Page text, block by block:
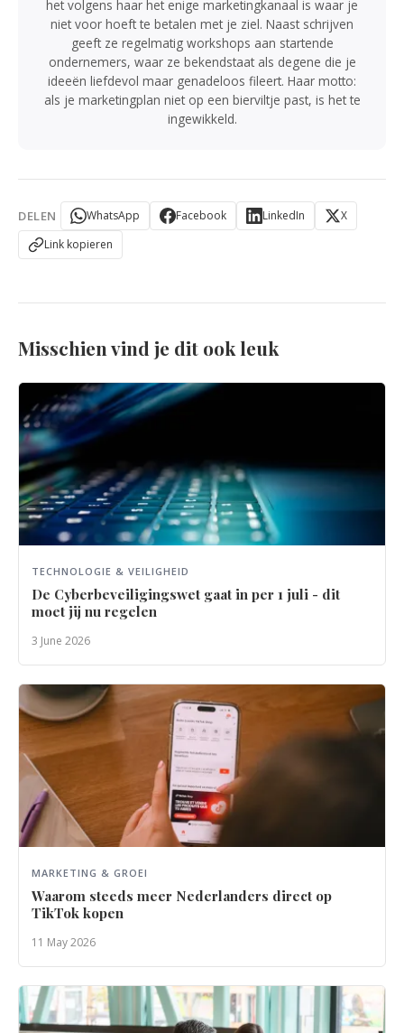
het volgens haar het enige marketingkanaal is waar je
niet voor hoeft te betalen met je ziel. Naast schrijven
geeft ze regelmatig workshops aan startende
ondernemers, waar ze bekendstaat als degene die je
ideeën liefdevol maar genadeloos fileert. Haar motto:
als je marketingplan niet op een bierviltje past, is het te
ingewikkeld.
DELEN WhatsApp Facebook LinkedIn
X
Link kopieren
Misschien vind je dit ook leuk
TECHNOLOGIE & VEILIGHEID
De Cyberbeveiligingswet gaat in per 1 juli - dit
moet jij nu regelen
3 June 2026
MARKETING & GROEI
Waarom steeds meer Nederlanders direct op
TikTok kopen
11 May 2026